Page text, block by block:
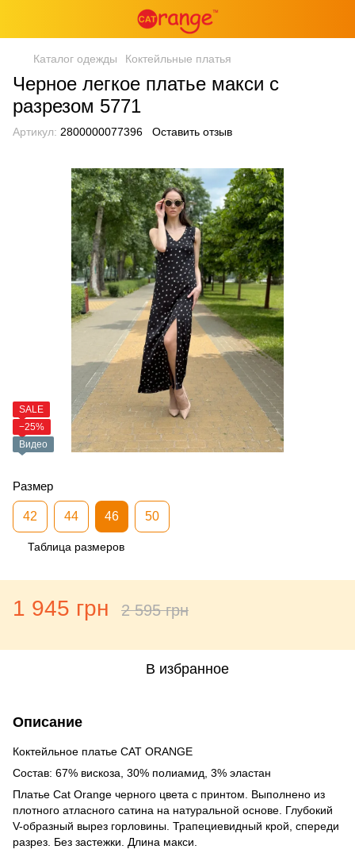
Каталог одежды Коктейльные платья
Черное легкое платье макси с
разрезом 5771
Артикул: 2800000077396 Оставить отзыв
SALE
−25%
Видео
Размер
42 44 46 50
Таблица размеров
1 945 грн 2 595 грн
В избранное
Описание
Коктейльное платье CAT ORANGE
Состав: 67% вискоза, 30% полиамид, 3% эластан
Платье Cat Orange черного цвета с принтом. Выполнено из
плотного атласного сатина на натуральной основе. Глубокий
V-образный вырез горловины. Трапециевидный крой, спереди
разрез. Без застежки. Длина макси.